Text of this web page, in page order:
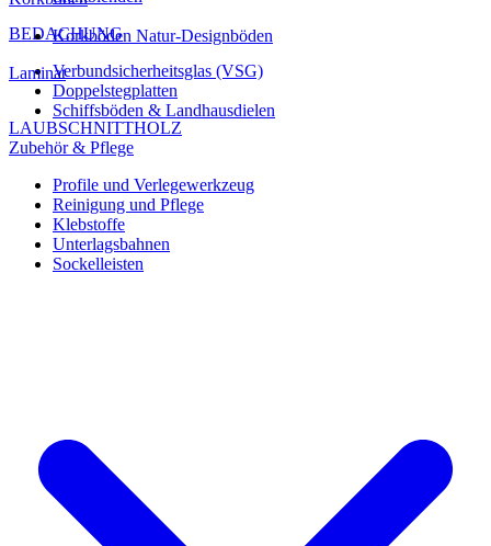
BEDACHUNG
Verbundsicherheitsglas (VSG)
Doppelstegplatten
LAUBSCHNITTHOLZ
Korkböden Natur-Designböden
Laminat
Schiffsböden & Landhausdielen
Zubehör & Pflege
Profile und Verlegewerkzeug
Reinigung und Pflege
Klebstoffe
Unterlagsbahnen
Sockelleisten